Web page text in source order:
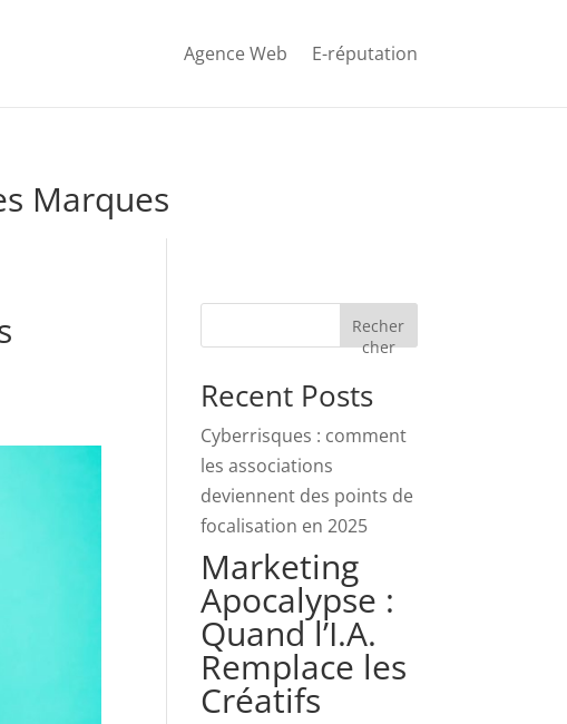
Agence Web E-réputation
Marques
Recher
cher
Recent Posts
Cyberrisques : comment
les associations
deviennent des points de
focalisation en 2025
Marketing
Apocalypse :
Quand l’I.A.
Remplace les
Créatifs